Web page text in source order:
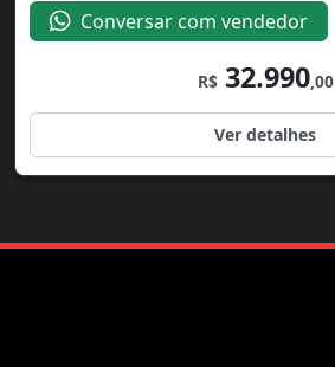
Conversar com vendedor
R$32.990,00
Ver detalhes